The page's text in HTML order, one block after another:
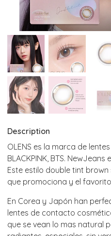
Description
OLENS es la marca de
BLACKPINK, BTS.
Este estilo double tint
que promociona y el
En Corea y Japón han
lentes de contacto
que se vean lo mas natural